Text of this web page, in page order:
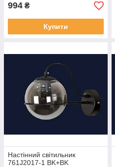
994 ₴
Купити
Настінний світильник
761J2017-1 BK+BK